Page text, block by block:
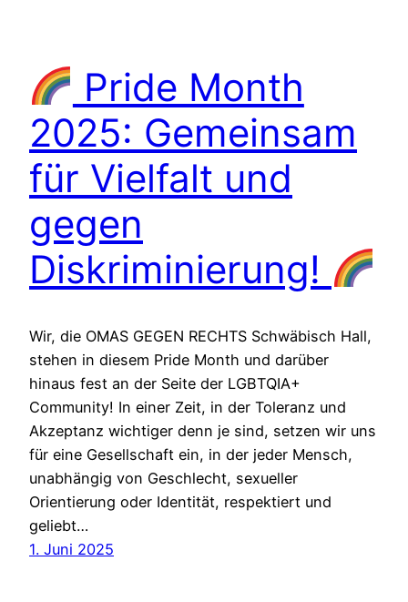
Pride Month
2025: Gemeinsam
für Vielfalt und
gegen
Diskriminierung!
Wir, die OMAS GEGEN RECHTS Schwäbisch Hall,
stehen in diesem Pride Month und darüber
hinaus fest an der Seite der LGBTQIA+
Community! In einer Zeit, in der Toleranz und
Akzeptanz wichtiger denn je sind, setzen wir uns
für eine Gesellschaft ein, in der jeder Mensch,
unabhängig von Geschlecht, sexueller
Orientierung oder Identität, respektiert und
geliebt…
1. Juni 2025